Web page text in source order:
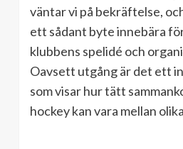
väntar vi på bekräftelse,
ett sådant byte innebära
klubbens spelidé och
Oavsett utgång är det ett
som visar hur tätt
hockey kan vara mellan